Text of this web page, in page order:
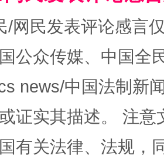
的“隐身衣” 如何以
/网民发表评论感言
公众传媒、中国全
news/中国法制新
证实其描述。 注
有关法律、法规，